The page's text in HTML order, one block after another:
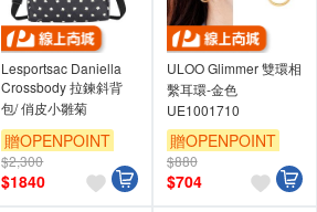
Lesportsac Daniella
Crossbody 拉鍊斜背
包/ 俏皮小雛菊
贈OPENPOINT
$2,300
$1840
ULOO Glimmer 雙環相
繫耳環-金色
UE1001710
贈OPENPOINT
$880
$704